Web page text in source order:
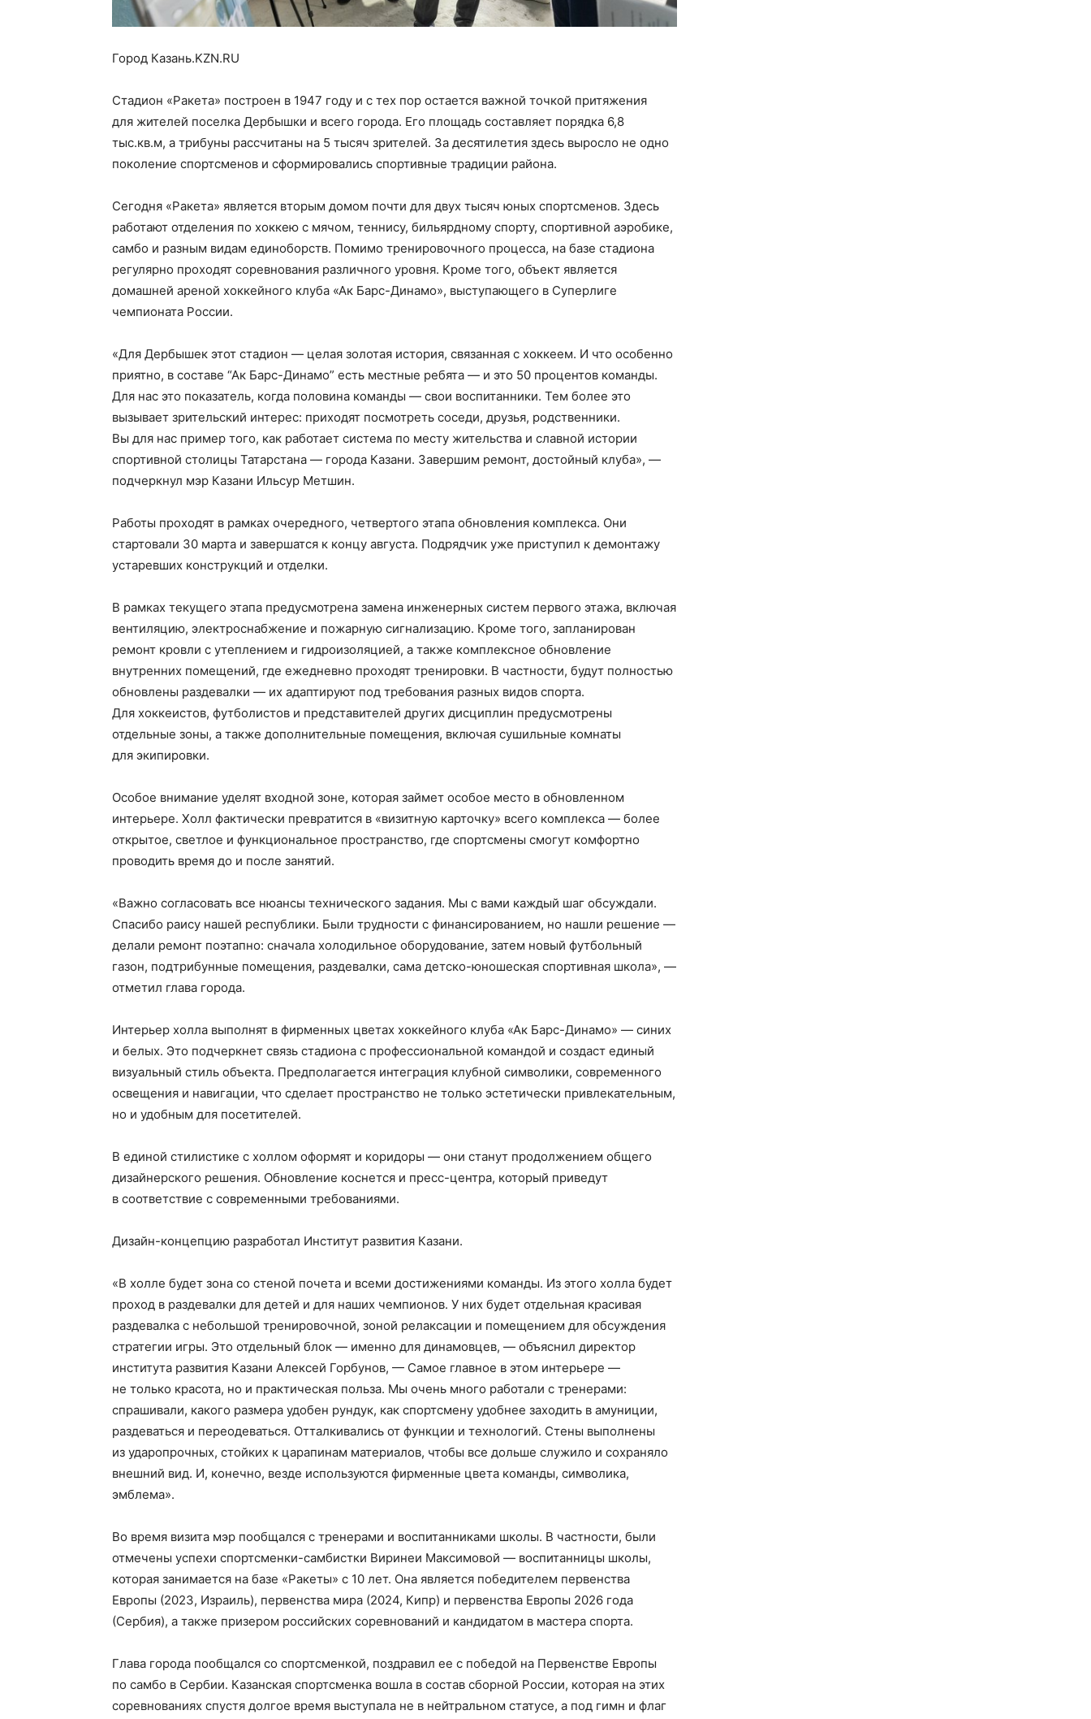
Город Казань.KZN.RU
Стадион «Ракета» построен в 1947 году и с тех пор остается важной точкой притяжения
для жителей поселка Дербышки и всего города. Его площадь составляет порядка 6,8
тыс.кв.м, а трибуны рассчитаны на 5 тысяч зрителей. За десятилетия здесь выросло не одно
поколение спортсменов и сформировались спортивные традиции района.
Сегодня «Ракета» является вторым домом почти для двух тысяч юных спортсменов. Здесь
работают отделения по хоккею с мячом, теннису, бильярдному спорту, спортивной аэробике,
самбо и разным видам единоборств. Помимо тренировочного процесса, на базе стадиона
регулярно проходят соревнования различного уровня. Кроме того, объект является
домашней ареной хоккейного клуба «Ак Барс-Динамо», выступающего в Суперлиге
чемпионата России.
«Для Дербышек этот стадион — целая золотая история, связанная с хоккеем. И что особенно
приятно, в составе “Ак Барс-Динамо” есть местные ребята — и это 50 процентов команды.
Для нас это показатель, когда половина команды — свои воспитанники. Тем более это
вызывает зрительский интерес: приходят посмотреть соседи, друзья, родственники.
Вы для нас пример того, как работает система по месту жительства и славной истории
спортивной столицы Татарстана — города Казани. Завершим ремонт, достойный клуба», —
подчеркнул мэр Казани Ильсур Метшин.
Работы проходят в рамках очередного, четвертого этапа обновления комплекса. Они
стартовали 30 марта и завершатся к концу августа. Подрядчик уже приступил к демонтажу
устаревших конструкций и отделки.
В рамках текущего этапа предусмотрена замена инженерных систем первого этажа, включая
вентиляцию, электроснабжение и пожарную сигнализацию. Кроме того, запланирован
ремонт кровли с утеплением и гидроизоляцией, а также комплексное обновление
внутренних помещений, где ежедневно проходят тренировки. В частности, будут полностью
обновлены раздевалки — их адаптируют под требования разных видов спорта.
Для хоккеистов, футболистов и представителей других дисциплин предусмотрены
отдельные зоны, а также дополнительные помещения, включая сушильные комнаты
для экипировки.
Особое внимание уделят входной зоне, которая займет особое место в обновленном
интерьере. Холл фактически превратится в «визитную карточку» всего комплекса — более
открытое, светлое и функциональное пространство, где спортсмены смогут комфортно
проводить время до и после занятий.
«Важно согласовать все нюансы технического задания. Мы с вами каждый шаг обсуждали.
Спасибо раису нашей республики. Были трудности с финансированием, но нашли решение —
делали ремонт поэтапно: сначала холодильное оборудование, затем новый футбольный
газон, подтрибунные помещения, раздевалки, сама детско-юношеская спортивная школа», —
отметил глава города.
Интерьер холла выполнят в фирменных цветах хоккейного клуба «Ак Барс-Динамо» — синих
и белых. Это подчеркнет связь стадиона с профессиональной командой и создаст единый
визуальный стиль объекта. Предполагается интеграция клубной символики, современного
освещения и навигации, что сделает пространство не только эстетически привлекательным,
но и удобным для посетителей.
В единой стилистике с холлом оформят и коридоры — они станут продолжением общего
дизайнерского решения. Обновление коснется и пресс-центра, который приведут
в соответствие с современными требованиями.
Дизайн-концепцию разработал Институт развития Казани.
«В холле будет зона со стеной почета и всеми достижениями команды. Из этого холла будет
проход в раздевалки для детей и для наших чемпионов. У них будет отдельная красивая
раздевалка с небольшой тренировочной, зоной релаксации и помещением для обсуждения
стратегии игры. Это отдельный блок — именно для динамовцев, — объяснил директор
института развития Казани Алексей Горбунов, — Самое главное в этом интерьере —
не только красота, но и практическая польза. Мы очень много работали с тренерами:
спрашивали, какого размера удобен рундук, как спортсмену удобнее заходить в амуниции,
раздеваться и переодеваться. Отталкивались от функции и технологий. Стены выполнены
из ударопрочных, стойких к царапинам материалов, чтобы все дольше служило и сохраняло
внешний вид. И, конечно, везде используются фирменные цвета команды, символика,
эмблема».
Во время визита мэр пообщался с тренерами и воспитанниками школы. В частности, были
отмечены успехи спортсменки-самбистки Виринеи Максимовой — воспитанницы школы,
которая занимается на базе «Ракеты» с 10 лет. Она является победителем первенства
Европы (2023, Израиль), первенства мира (2024, Кипр) и первенства Европы 2026 года
(Сербия), а также призером российских соревнований и кандидатом в мастера спорта.
Глава города пообщался со спортсменкой, поздравил ее с победой на Первенстве Европы
по самбо в Сербии. Казанская спортсменка вошла в состав сборной России, которая на этих
соревнованиях спустя долгое время выступала не в нейтральном статусе, а под гимн и флаг